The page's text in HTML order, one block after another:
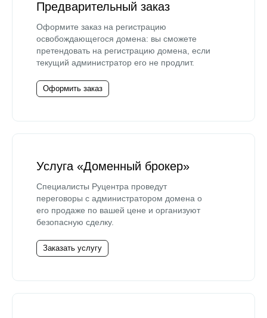
Предварительный заказ
Оформите заказ на регистрацию
освобождающегося домена: вы сможете
претендовать на регистрацию домена, если
текущий администратор его не продлит.
Оформить заказ
Услуга «Доменный брокер»
Специалисты Руцентра проведут
переговоры с администратором домена о
его продаже по вашей цене и организуют
безопасную сделку.
Заказать услугу